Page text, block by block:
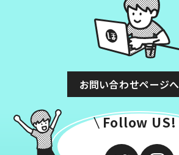
お問い合わせページへ
Follow US!